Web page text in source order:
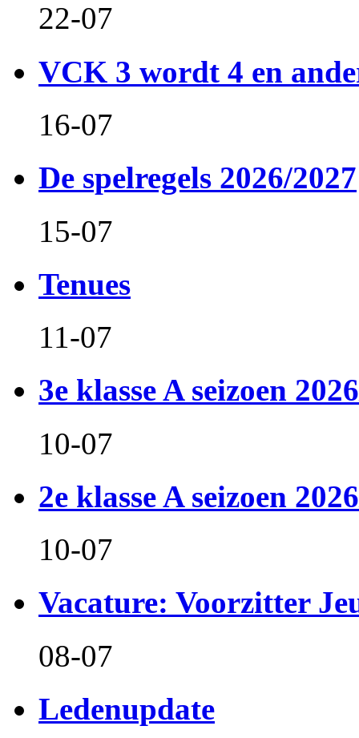
22-07
VCK 3 wordt 4 en
16-07
De spelregels 2026/2027
15-07
Tenues
11-07
3e klasse A seizoen
10-07
2e klasse A seizoen
10-07
Vacature: Voorzitter
08-07
Ledenupdate